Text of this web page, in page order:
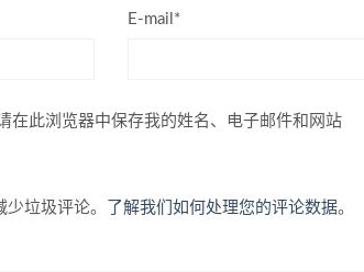
E-mail*
在此浏览器中保存我的姓名、电子邮件和网站
垃圾评论。 了解我们如何处理您的评论数据。